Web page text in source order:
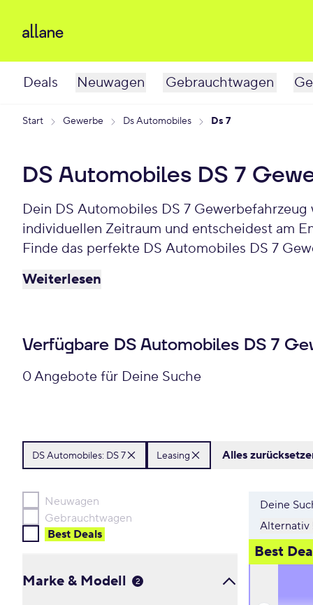
Deals Neuwagen Gebrauchtwagen
Start Gewerbe Ds Automobiles Ds 7
DS Automobiles DS 7
Dein DS Automobiles DS 7 Gewerbefahrzeug wartet schon auf Dich. Bei Allane least Du Deinen Gewerbe-DS Automobiles DS 7 für einen
individuellen Zeitraum und entscheidest am
Finde das perfekte DS Automobiles DS 7
Weiterlesen
Verfügbare DS Automobiles DS 7
0 Angebote für Deine Suche
DS Automobiles: DS 7 Leasing Alles
Neuwagen
Gebrauchtwagen
Best Deals
Marke & Modell 2
Deine
Alternativ
Best